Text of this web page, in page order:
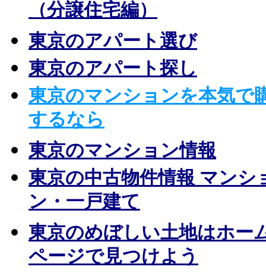
（分譲住宅編）
東京のアパート選び
東京のアパート探し
東京のマンションを本気で
するなら
東京のマンション情報
東京の中古物件情報 マンシ
ン・一戸建て
東京のめぼしい土地はホー
ページで見つけよう